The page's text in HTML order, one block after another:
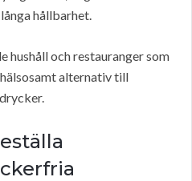
hållbarhet.
hushåll och restauranger som
alternativ till